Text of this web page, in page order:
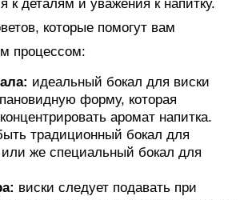
к деталям и уважения к напитку.
которые помогут вам
процессом:
идеальный бокал для виски
форму, которая
аромат напитка.
традиционный бокал для
или же специальный бокал для
виски следует подавать при